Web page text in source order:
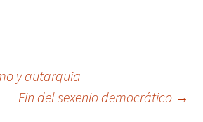
y autarquia
Fin del sexenio democrático →